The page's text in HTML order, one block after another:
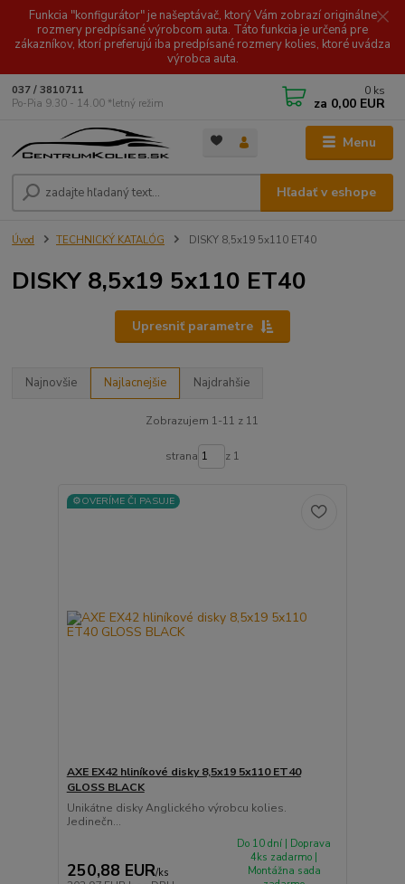
Funkcia "konfigurátor" je našeptávač, ktorý Vám zobrazí originálne
rozmery predpísané výrobcom auta. Táto funkcia je určená pre
zákazníkov, ktorí preferujú iba predpísané rozmery kolies, ktoré uvádza
výrobca auta.
Menu
Hľadať v eshope
037 / 3810711
Po-Pia 9.30 - 14.00 *letný režim
0 ks
za 0,00 EUR
Úvod TECHNICKÝ KATALÓG DISKY 8,5x19 5x110 ET40
DISKY 8,5x19 5x110 ET40
Upresniť parametre
Najnovšie Najlacnejšie Najdrahšie
Zobrazujem 1-11 z 11
strana z 1
⚙️OVERÍME ČI PASUJE
AXE EX42 hliníkové disky 8,5x19 5x110 ET40
GLOSS BLACK
Unikátne disky Anglického výrobcu kolies.
Jedinečn...
250,88 EUR/ks
Do 10 dní | Doprava
4ks zadarmo |
Montážna sada